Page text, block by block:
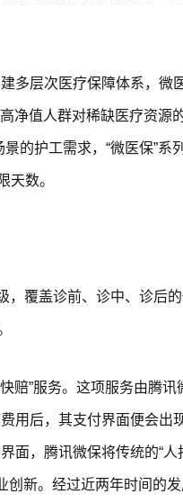
多层次医疗保障体系，微
净值人群对稀缺医疗资源
的护工需求，“微医保”系
天数。
，覆盖诊前、诊中、诊后
赔”服务。这项服务由腾
用后，其支付界面便会出
面，腾讯微保将传统的“人
创新。经过近两年时间的